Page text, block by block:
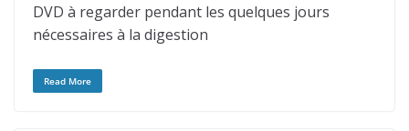
DVD à regarder pendant les quelques jours
nécessaires à la digestion
Read More